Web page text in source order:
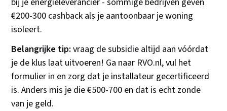
€200-300 cashback als je aantoonbaar je woning
isoleert.
Belangrijke tip: vraag de subsidie altijd aan vóórdat
je de klus laat uitvoeren! Ga naar RVO.nl, vul het
formulier in en zorg dat je installateur gecertificeerd
is. Anders mis je die €500-700 en dat is echt zonde
van je geld.